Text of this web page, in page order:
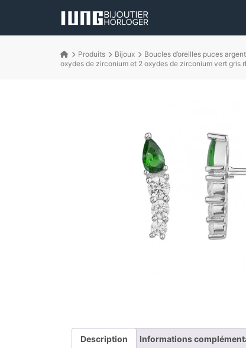
Produits Bijoux
Boucles d’oreilles puces
oxydes de zirconium et 2 oxydes de zirconium vert gris
Description Informations